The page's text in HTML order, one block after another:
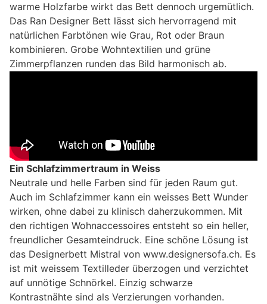
warme Holzfarbe wirkt das Bett dennoch urgemütlich.
Das Ran Designer Bett lässt sich hervorragend mit
natürlichen Farbtönen wie Grau, Rot oder Braun
kombinieren. Grobe Wohntextilien und grüne
Zimmerpflanzen runden das Bild harmonisch ab.
Ein Schlafzimmertraum in Weiss
Neutrale und helle Farben sind für jeden Raum gut.
Auch im Schlafzimmer kann ein weisses Bett Wunder
wirken, ohne dabei zu klinisch daherzukommen. Mit
den richtigen Wohnaccessoires entsteht so ein heller,
freundlicher Gesamteindruck. Eine schöne Lösung ist
das Designerbett Mistral von www.designersofa.ch. Es
ist mit weissem Textilleder überzogen und verzichtet
auf unnötige Schnörkel. Einzig schwarze
Kontrastnähte sind als Verzierungen vorhanden.